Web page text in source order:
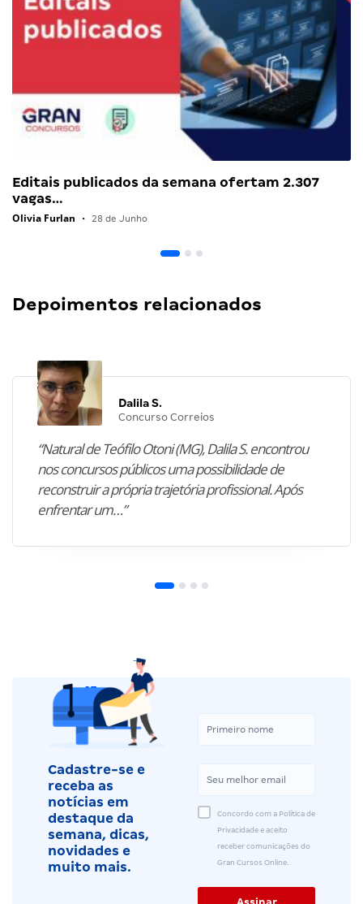
Editais publicados da semana ofertam 2.307
vagas…
Olivia Furlan • 28 de Junho
Depoimentos relacionados
Dalila S.
Concurso Correios
“Natural de Teófilo Otoni (MG), Dalila S. encontrou
nos concursos públicos uma possibilidade de
reconstruir a própria trajetória profissional. Após
enfrentar um…”
Cadastre-se e
receba as
notícias em
destaque da
semana, dicas,
novidades e
muito mais.
Concordo com a Política de
Privacidade e aceito
receber comunicações do
Gran Cursos Online.